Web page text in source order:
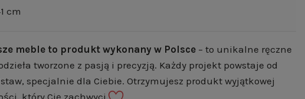
cm
meble to produkt wykonany w Polsce– to unikalne ręczne
tworzone z pasją i precyzją. Każdy projekt powstaje od
specjalnie dla Ciebie. Otrzymujesz produkt wyjątkowej
który Cię zachwyci